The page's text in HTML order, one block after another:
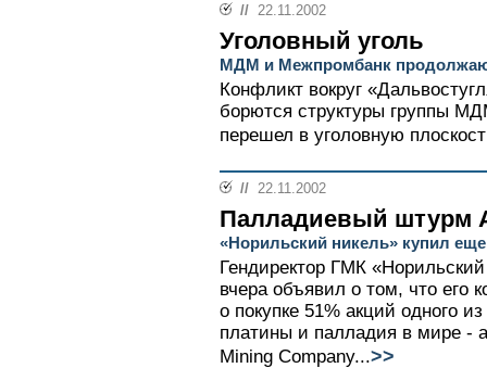
// 22.11.2002
Уголовный уголь
МДМ и Межпромбанк
Конфликт вокруг
борются структуры группы
перешел в уголовную
// 22.11.2002
Палладиевый штурм
«Норильский никель» купил
Гендиректор ГМК
вчера объявил о том, что его
о покупке 51% акций одного
платины и палладия в мире -
Mining Company...>>